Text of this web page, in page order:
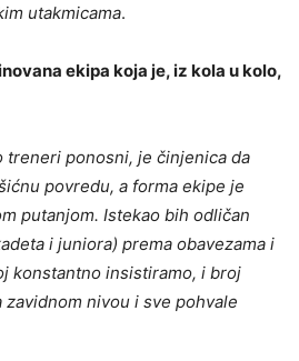
utakmicama.
ekipa koja je, iz kola u kolo,
treneri ponosni, je činjenica da
povredu, a forma ekipe je
putanjom. Istekao bih odličan
i juniora) prema obavezama i
konstantno insistiramo, i broj
nivou i sve pohvale